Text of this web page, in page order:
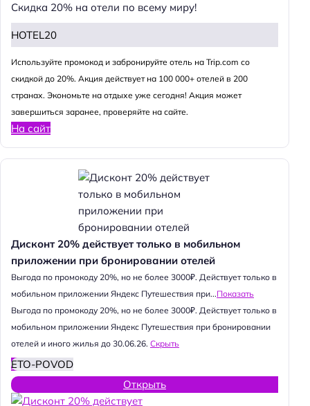
Скидка 20% на отели по всему миру!
HOTEL20
Используйте промокод и забронируйте отель на Trip.com со
скидкой до 20%. Акция действует на 100 000+ отелей в 200
странах. Экономьте на отдыхе уже сегодня! Акция может
завершиться заранее, проверяйте на сайте.
На сайт
Дисконт 20% действует только в мобильном
приложении при бронировании отелей
Выгода по промокоду 20%, но не более 3000₽. Действует только в
мобильном приложении Яндекс Путешествия при...Показать
Выгода по промокоду 20%, но не более 3000₽. Действует только в
мобильном приложении Яндекс Путешествия при бронировании
отелей и иного жилья до 30.06.26. Скрыть
ETO-POVOD
Открыть